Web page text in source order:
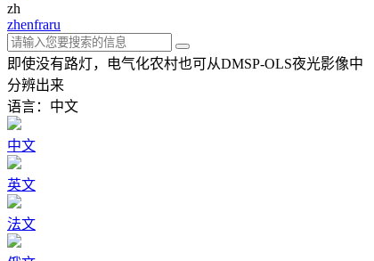
zh
zhenfraru
即使没有路灯，电气化农村也可从DMSP-OLS夜光影像中
分辨出来
语言：中文
中文
英文
法文